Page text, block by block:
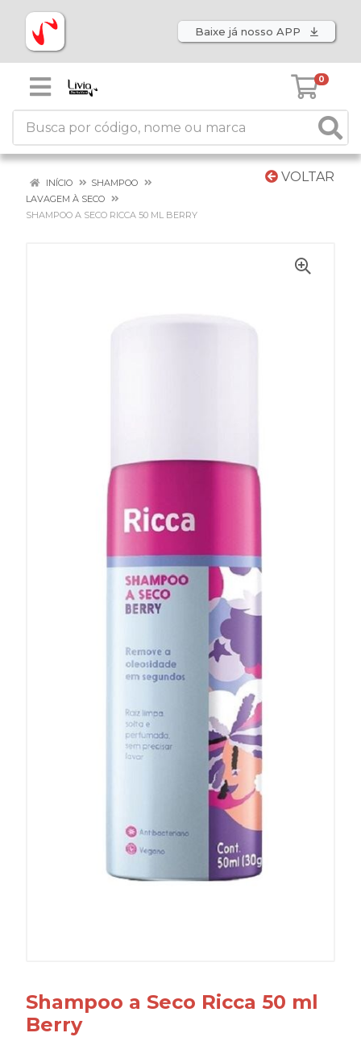
Baixe já nosso APP
0
VOLTAR
INÍCIO
SHAMPOO
LAVAGEM À SECO
SHAMPOO A SECO RICCA 50 ML BERRY
Shampoo a Seco Ricca 50 ml
Berry